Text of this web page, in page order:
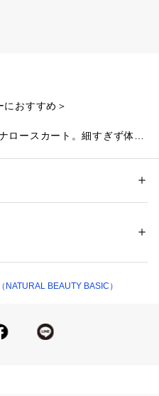
おすすめ＞
ロースカート。細すぎず体の
ズンレスで着回せます。
あるジャガード素材を使用。
当たり具合により、実際の色
裏生地）ポリエステル 100%
ロン× ドライ弱い タンブル乾燥×
BEAUTY BASIC）